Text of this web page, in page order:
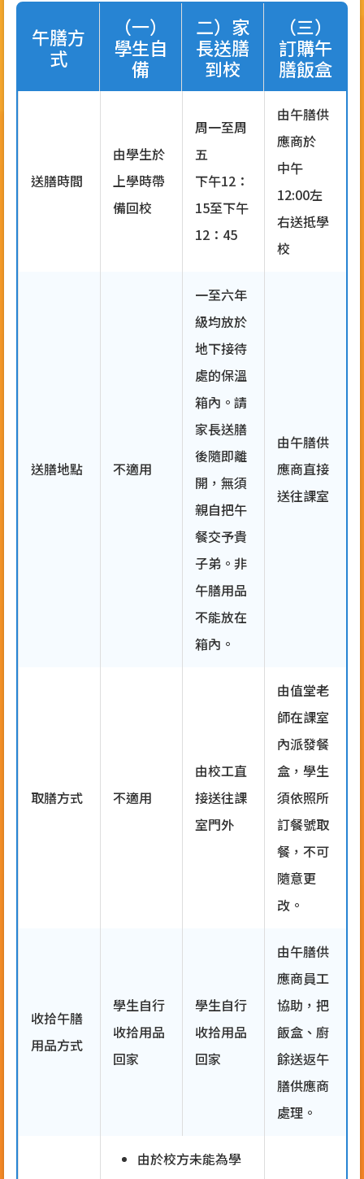
午膳方
式
（一）
學生自
備
二）家
長送膳
到校
（三）
訂購午
膳飯盒
送膳時間
由學生於
上學時帶
備回校
周一至周
五
下午12：
15至下午
12：45
由午膳供
應商於
中午
12:00左
右送抵學
校
送膳地點 不適用
一至六年
級均放於
地下接待
處的保溫
箱內。請
家長送膳
後隨即離
開，無須
親自把午
餐交予貴
子弟。非
午膳用品
不能放在
箱內。
由午膳供
應商直接
送往課室
取膳方式 不適用
由校工直
接送往課
室門外
由值堂老
師在課室
內派發餐
盒，學生
須依照所
訂餐號取
餐，不可
隨意更
改。
收拾午膳
用品方式
學生自行
收拾用品
回家
學生自行
收拾用品
回家
由午膳供
應商員工
協助，把
飯盒、廚
餘送返午
膳供應商
處理。
由於校方未能為學